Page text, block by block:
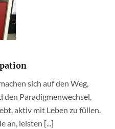
sich auf den Weg,
Paradigmenwechsel,
aktiv mit Leben zu füllen.
an, leisten [...]